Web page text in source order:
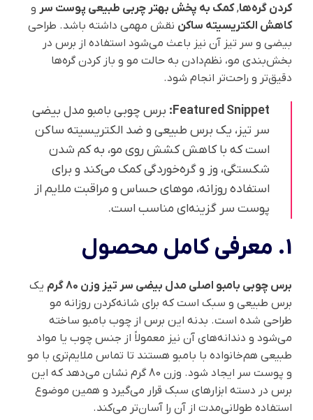
کردن گره‌ها,کمک به پخش بهتر چربی طبیعی پوست سر و
کاهش الکتریسیته ساکن نقش مهمی داشته باشد. طراحی
بیضی و سر تیز آن نیز باعث می‌شود استفاده از برس در
بخش‌بندی مو، نظم‌دادن به حالت مو و باز کردن گره‌ها
دقیق‌تر و راحت‌تر انجام شود.
Featured Snippet: برس چوبی بامبو مدل بیضی
سر تیز، یک برس طبیعی و ضد الکتریسیته ساکن
است که با کاهش کشش روی مو، به کم شدن
شکستگی، وز و گره‌خوردگی کمک می‌کند و برای
استفاده روزانه، موهای حساس و مراقبت ملایم از
پوست سر گزینه‌ای مناسب است.
1. معرفی کامل محصول
برس چوبی بامبو اصلی مدل بیضی سر تیز وزن 80 گرم
یک
برس طبیعی و سبک است که برای شانه‌کردن روزانه مو
طراحی شده است. بدنه این برس از چوب بامبو ساخته
می‌شود و دندانه‌های آن نیز معمولاً از جنس چوب یا مواد
طبیعی هم‌خانواده با بامبو هستند تا تماس ملایم‌تری با مو
و پوست سر ایجاد شود. وزن 80 گرم نشان می‌دهد که این
برس در دسته ابزارهای سبک قرار می‌گیرد و همین موضوع
استفاده طولانی‌مدت از آن را آسان‌تر می‌کند.